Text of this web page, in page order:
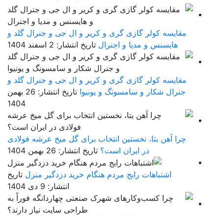
مقایسه کولر گازی گری و کریر و ال جی و جنرال گلد و
هایسنس و مدیا و اجنرال تاریخ انتشار: 2 اسفند 1404
مقایسه کولر گازی گری و کریر و ال جی و جنرال گلد و
جنرال شکار و سامسونگ و یونیوا
تاریخ انتشار: 26 بهمن
1404
چرا آهن بتا، نخستین انتخاب برای گل میخ عرشه فولادی
در ایران است؟ تاریخ انتشار: 26 بهمن 1404
اشتباهات رایج مردم هنگام خرید دزدگیر منزل تاریخ
انتشار: 9 دی 1404